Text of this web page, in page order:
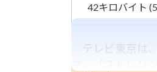
42キロバイト
テレビ東京は
マ、「ストレン